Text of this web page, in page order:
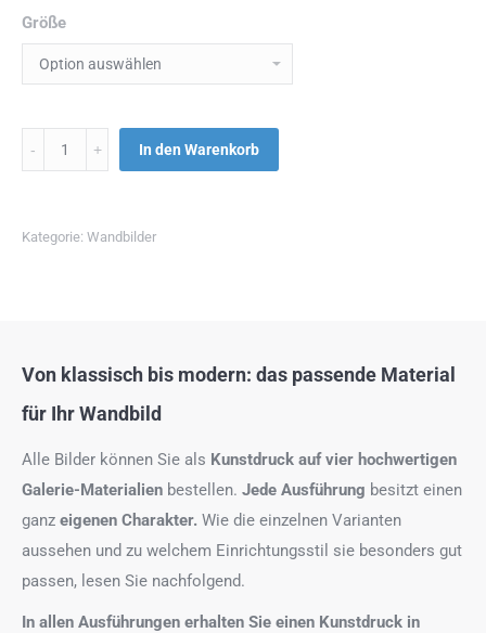
Größe
Menge In den Warenkorb
Kategorie: Wandbilder
Von klassisch bis modern: das passende Material
für Ihr Wandbild
Alle Bilder können Sie als Kunstdruck auf vier hochwertigen
Galerie-Materialien bestellen. Jede Ausführung besitzt einen
ganz eigenen Charakter. Wie die einzelnen Varianten
aussehen und zu welchem Einrichtungsstil sie besonders gut
passen, lesen Sie nachfolgend.
In allen Ausführungen erhalten Sie einen Kunstdruck in